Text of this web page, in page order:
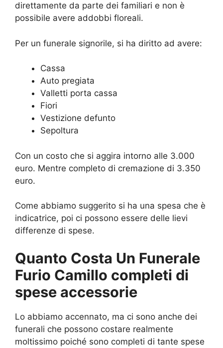
direttamente da parte dei familiari e non è
possibile avere addobbi floreali.
Per un funerale signorile, si ha diritto ad avere:
Cassa
Auto pregiata
Valletti porta cassa
Fiori
Vestizione defunto
Sepoltura
Con un costo che si aggira intorno alle 3.000
euro. Mentre completo di cremazione di 3.350
euro.
Come abbiamo suggerito si ha una spesa che è
indicatrice, poi ci possono essere delle lievi
differenze di spese.
Quanto Costa Un Funerale
Furio Camillo completi di
spese accessorie
Lo abbiamo accennato, ma ci sono anche dei
funerali che possono costare realmente
moltissimo poiché sono completi di tante spese